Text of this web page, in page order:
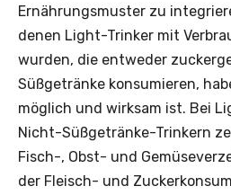
Ernährungsmuster zu
denen Light-Trinker mit
wurden, die entweder
Süßgetränke konsumieren,
möglich und wirksam ist. Bei
Nicht-Süßgetränke-Trinkern
Fisch-, Obst- und
der Fleisch- und